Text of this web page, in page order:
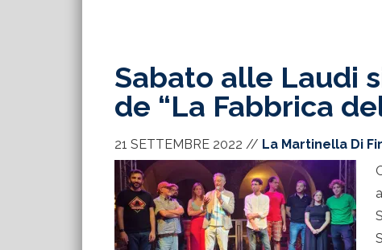
Sabato alle Laudi
de “La Fabbrica
21 SETTEMBRE 2022 // La Martinella Di